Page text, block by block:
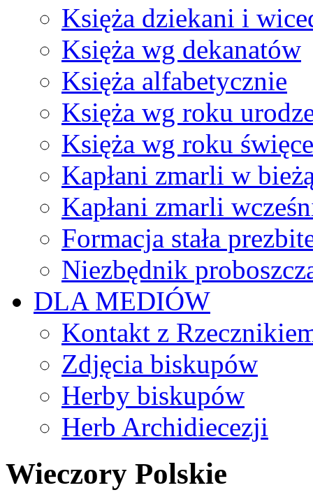
Księża dziekani i
Księża wg dekanatów
Księża alfabetycznie
Księża wg roku
Księża wg roku
Kapłani zmarli w
Kapłani zmarli
Formacja stała
Niezbędnik
DLA MEDIÓW
Kontakt z
Zdjęcia biskupów
Herby biskupów
Herb Archidiecezji
Wieczory Polskie